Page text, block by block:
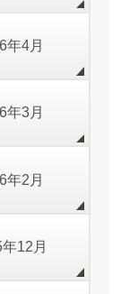
年4月
年3月
年2月
12月